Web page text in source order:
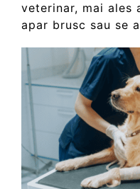
veterinar, mai ales
apar brusc sau se